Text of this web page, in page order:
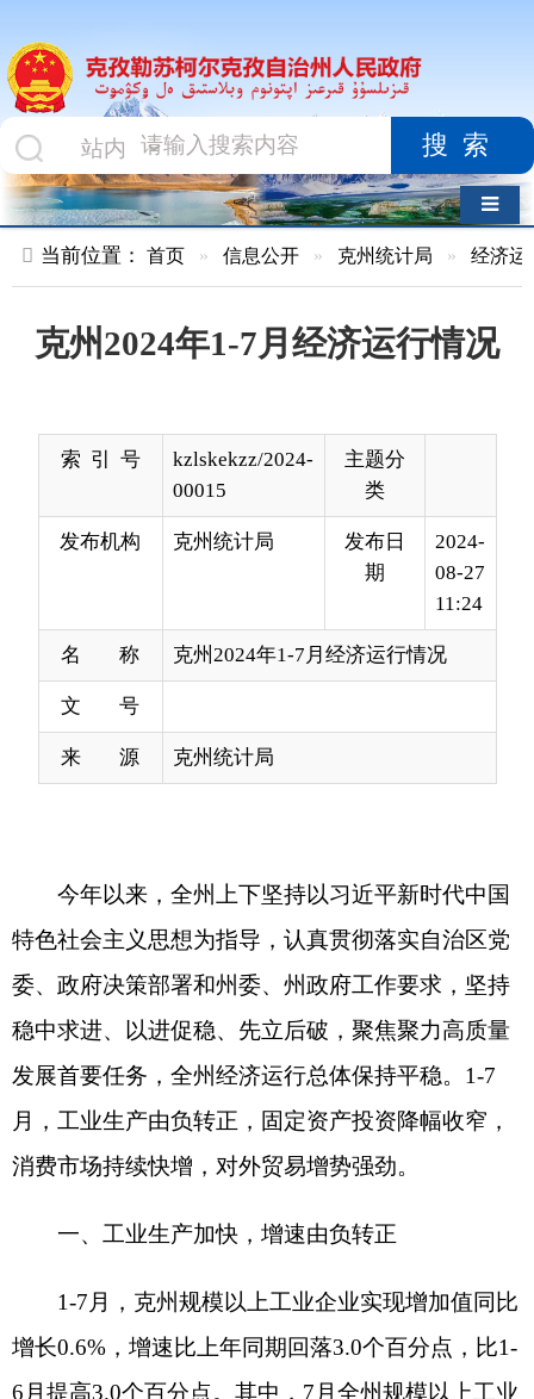
搜索
当前位置： 首页 信息公开 » 克州统计局 » 经济运行 正文
克州2024年1-7月经济运行情况
发布机构 克州统计局 发布日 2024-
08-27
11:24
名 称 克州2024年1-7月经济运行情况
来 源 克州统计局
今年以来，全州上下坚持以习近平新时代中国
特色社会主义思想为指导，认真贯彻落实自治区党
发展首要任务，全州经济运行总体保持平稳。1-7
月，工业生产由负转正，固定资产投资降幅收窄，
消费市场持续快增，对外贸易增势强劲。
一、工业生产加快，增速由负转正
1-7月，克州规模以上工业企业实现增加值同比
增长0.6%，增速比上年同期回落3.0个百分点，比1-
6月提高3.0个百分点。其中，7月全州规模以上工业
点。“八大产业集群”小幅度增长。“八大产业集
模以上工业增加值的83.9%。其中7月，完成增加值
同比增长14.6%。全州工业经济四大产业完成增加
值同比增长0.4%，占规模以上工业增加值的